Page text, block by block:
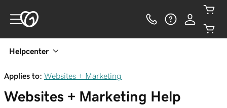
Helpcenter
Applies to: Websites + Marketing
Websites + Marketing Help